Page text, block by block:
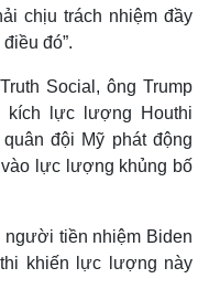
chịu trách nhiệm đầy
đó”.
Social, ông Trump
kích lực lượng Houthi
đội Mỹ phát động
lực lượng khủng bố
người tiền nhiệm Biden
khiến lực lượng này